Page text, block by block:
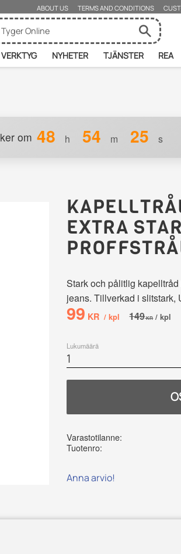
ABOUT US TERMS AND CONDITIONS
NYHETER TJÄNSTER REA
om 48 h 54 m 24 s
EXTRA
Stark och pålitlig
jeans. Tillverkad i slitstark,
Alennettu
99 KR /kpl 149KR /kpl
Lukumäärä
Varastotilanne
Tuotenro
Anna arvio!